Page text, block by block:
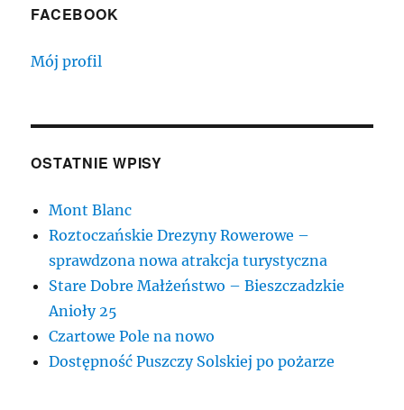
FACEBOOK
Mój profil
OSTATNIE WPISY
Mont Blanc
Roztoczańskie Drezyny Rowerowe –
sprawdzona nowa atrakcja turystyczna
Stare Dobre Małżeństwo – Bieszczadzkie
Anioły 25
Czartowe Pole na nowo
Dostępność Puszczy Solskiej po pożarze